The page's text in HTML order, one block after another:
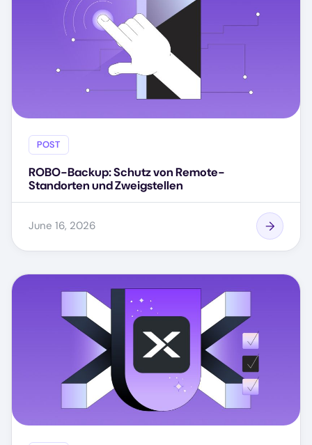
POST
ROBO-Backup: Schutz von Remote-
Standorten und Zweigstellen
June 16, 2026